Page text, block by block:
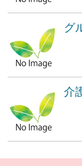
グ
介